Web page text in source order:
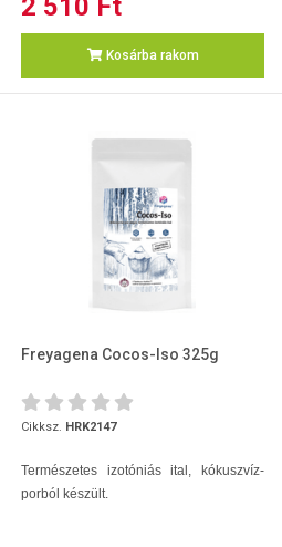
2 510 Ft
Kosárba rakom
Freyagena Cocos-Iso 325g
Cikksz. HRK2147
Természetes izotóniás ital, kókuszvíz-
porból készült.